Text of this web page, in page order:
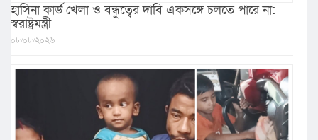
হাসিনা কার্ড খেলা ও বন্ধুত্বের দাবি একসঙ্গে চলতে পারে না:
স্বরাষ্ট্রমন্ত্রী
০৮/০৮/২০২৬